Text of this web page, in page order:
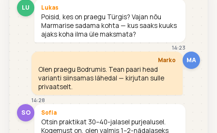
LU Lukas
Poisid, kes on praegu Türgis? Vajan nõu
Marmarise sadama kohta — kus saaks kuuks
ajaks koha ilma üle maksmata?
14:23
MA
Marko
Olen praegu Bodrumis. Tean paari head
varianti siinsamas lähedal — kirjutan sulle
privaatselt.
14:28
SO Sofia
Otsin praktikat 30–40-jalasel purjealusel.
Kogemust on, olen valmis 1–2-nädalaseks